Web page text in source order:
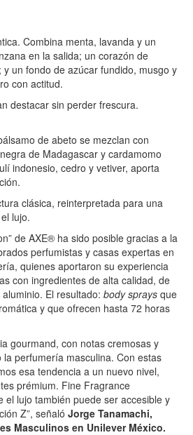
Combina menta, lavanda y un
en la salida; un corazón de
un fondo de azúcar fundido, musgo y
con actitud.
destacar sin perder frescura.
de abeto se mezclan con
de Madagascar y cardamomo
indonesio, cedro y vetiver, aporta
clásica, reinterpretada para una
lujo.
de AXE® ha sido posible gracias a la
perfumistas y casas expertas en
quienes aportaron su experiencia
con ingredientes de alta calidad, de
El resultado: body sprays que
y que ofrecen hasta 72 horas
gourmand, con notas cremosas y
perfumería masculina. Con estas
esa tendencia a un nuevo nivel,
prémium. Fine Fragrance
el lujo también puede ser accesible y
Z”, señaló Jorge Tanamachi,
Masculinos en Unilever México.